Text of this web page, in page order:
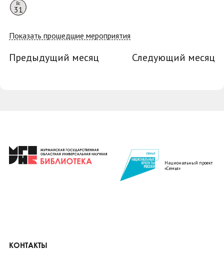
Вс
31
Показать прошедшие мероприятия
Предыдущий месяц Следующий месяц
Национальный проект
«Семья»
КОНТАКТЫ